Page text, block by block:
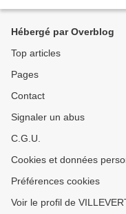
Hébergé par Overblog
Top articles
Pages
Contact
Signaler un abus
C.G.U.
Cookies et données
Préférences cookies
Voir le profil de